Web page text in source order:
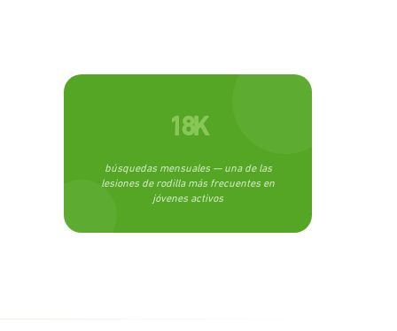
18K
búsquedas mensuales — una de las
lesiones de rodilla más frecuentes en
jóvenes activos